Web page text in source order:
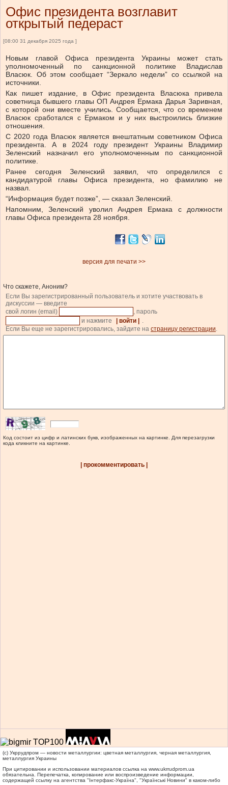
Офис президента возглавит
открытый педераст
[08:00 31 декабря 2025 года ]
Новым главой Офиса президента Украины может стать
уполномоченный по санкционной политике Владислав
Власюк. Об этом сообщает “Зеркало недели” со ссылкой на
источники.
Как пишет издание, в Офис президента Власюка привела
советница бывшего главы ОП Андрея Ермака Дарья Заривная,
с которой они вместе учились. Сообщается, что со временем
Власюк сработался с Ермаком и у них выстроились близкие
отношения.
С 2020 года Власюк является внештатным советником Офиса
президента. А в 2024 году президент Украины Владимир
Зеленский назначил его уполномоченным по санкционной
политике.
Ранее сегодня Зеленский заявил, что определился с
кандидатурой главы Офиса президента, но фамилию не
назвал.
“Информация будет позже”, — сказал Зеленский.
Напомним, Зеленский уволил Андрея Ермака с должности
главы Офиса президента 28 ноября.
версия для печати >>
Что скажете, Аноним?
Если Вы зарегистрированный пользователь и хотите участвовать в
дискуссии — введите
свой логин (email)
, пароль
и нажмите
| войти |
.
Если Вы еще не зарегистрировались, зайдите на страницу регистрации.
Код состоит из цифр и латинских букв, изображенных на картинке. Для перезагрузки
кода кликните на картинке.
| прокомментировать |
(c) Укррудпром — новости металлургии: цветная металлургия, черная металлургия,
металлургия Украины
При цитировании и использовании материалов ссылка на www.ukrrudprom.ua
обязательна. Перепечатка, копирование или воспроизведение информации,
содержащей ссылку на агентства "Iнтерфакс-Україна", "Українськi Новини" в каком-либо